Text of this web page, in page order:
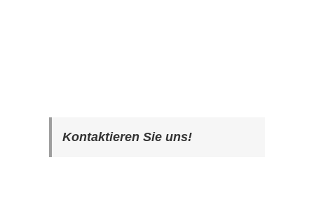
Kontaktieren Sie uns!